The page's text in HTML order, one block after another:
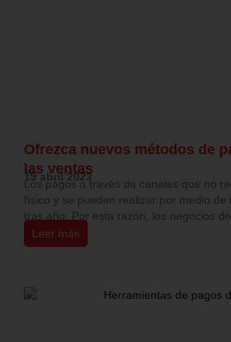
Ofrezca nuevos métodos de
las ventas
19 abril 2023
Los pagos a través de canales que no
físico y se pueden realizar por medio de
tras año. Por esta razón, los negocios
Leer más